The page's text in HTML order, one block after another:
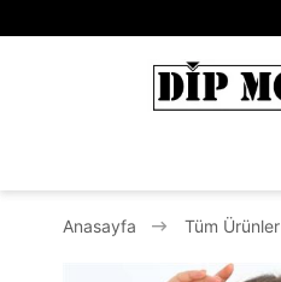
Anasayfa Tüm Ürünler